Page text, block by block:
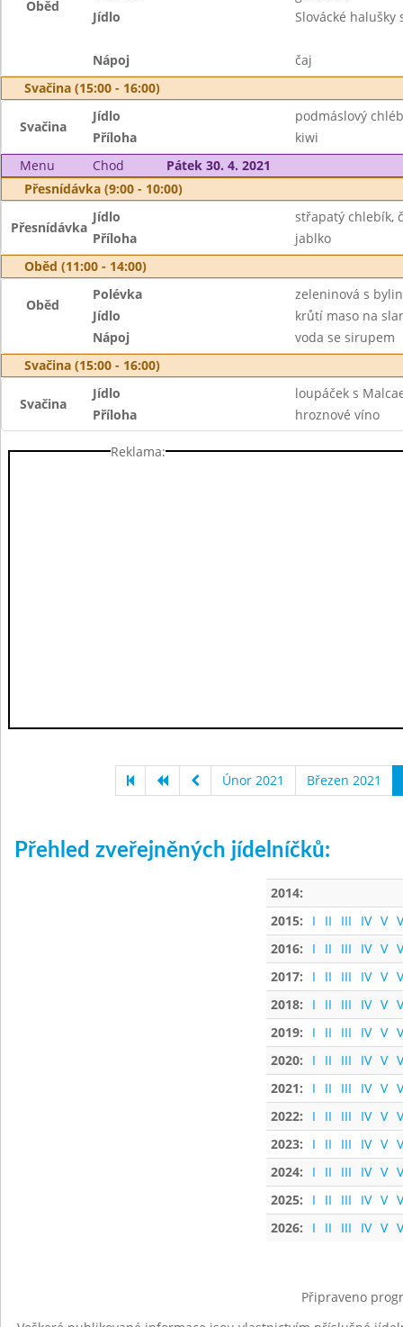
Oběd
Jídlo
Slovácké halušky
Nápoj
čaj
Svačina (15:00 - 16:00)
Svačina
Jídlo
podmáslový
Příloha
kiwi
Menu
Chod
Pátek 30. 4. 2021
Přesnídávka (9:00 - 10:00)
Přesnídávka
Jídlo
střapatý chlebík,
Příloha
jablko
Oběd (11:00 - 14:00)
Oběd
Polévka
zeleninová s
Jídlo
krůtí maso na
Nápoj
voda se sirupem
Svačina (15:00 - 16:00)
Svačina
Jídlo
loupáček s
Příloha
hroznové víno
Reklama:
Únor 2021 Březen 2021
Přehled zveřejněných jídelníčků:
2014:
2015:
I II III IV V
2016:
I II III IV V
2017:
I II III IV V
2018:
I II III IV V
2019:
I II III IV V
2020:
I II III IV V
2021:
I II III IV V
2022:
I II III IV V
2023:
I II III IV V
2024:
I II III IV V
2025:
I II III IV V
2026:
I II III IV V
Připraveno